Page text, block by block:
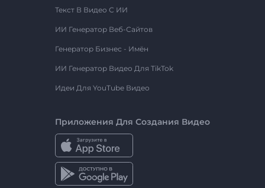
Текст В Видео С ИИ
ИИ Генератор Веб-Сайтов
Генератор Бизнес - Имён
ИИ Генератор Видео Для TikTok
Идеи Для YouTube Видео
Приложения Для Создания Видео